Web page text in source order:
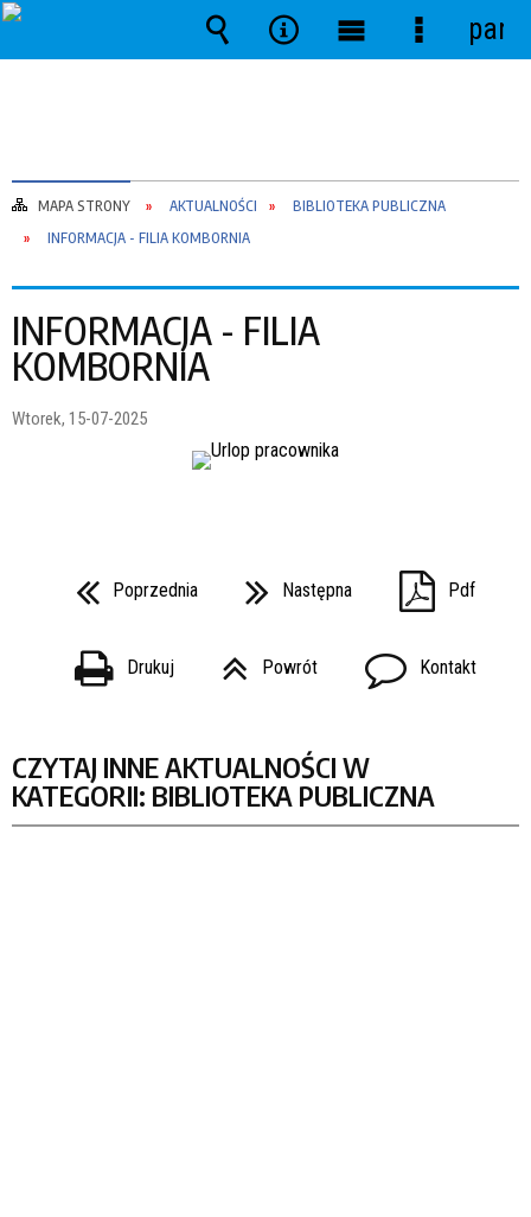
MAPA STRONY AKTUALNOŚCI
BIBLIOTEKA PUBLICZNA
INFORMACJA - FILIA KOMBORNIA
INFORMACJA - FILIA
KOMBORNIA
Wtorek, 15-07-2025
Poprzednia Następna Pdf
Drukuj Powrót Kontakt
CZYTAJ INNE AKTUALNOŚCI W
KATEGORII: BIBLIOTEKA PUBLICZNA
Wyszukiwarka
Narzędzia
MenuMenu